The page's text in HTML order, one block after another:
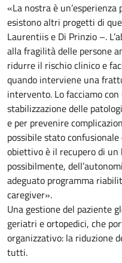
«La nostra è
esistono altri progetti di
Laurentiis e Di Prinzio –.
alla fragilità delle persone
ridurre il rischio clinico e
quando interviene una
intervento. Lo facciamo
stabilizzazione delle
e per prevenire
possibile stato
obiettivo è il recupero di
possibilmente,
adeguato programma
caregiver».
Una gestione del paziente
geriatri e ortopedici, che
organizzativo: la riduzione
tutti.